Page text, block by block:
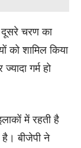
चरण का
को शामिल किया
गर्म हो
में रहती है
बीजेपी ने